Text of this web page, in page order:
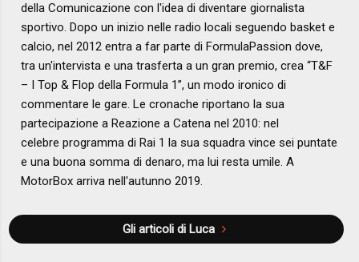
della Comunicazione con l'idea di diventare giornalista
sportivo. Dopo un inizio nelle radio locali seguendo basket e
calcio, nel 2012 entra a far parte di FormulaPassion dove,
tra un'intervista e una trasferta a un gran premio, crea “T&F
– I Top & Flop della Formula 1”, un modo ironico di
commentare le gare. Le cronache riportano la sua
partecipazione a Reazione a Catena nel 2010: nel
celebre programma di Rai 1 la sua squadra vince sei puntate
e una buona somma di denaro, ma lui resta umile. A
MotorBox arriva nell'autunno 2019.
Gli articoli di Luca